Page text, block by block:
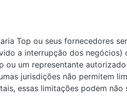
Top ou seus fornecedores
a interrupção dos
ou um representante
jurisdições não permitem
essas limitações podem não